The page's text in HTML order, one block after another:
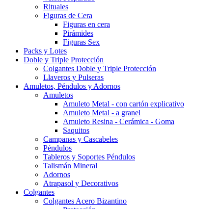
Rituales
Figuras de Cera
Figuras en cera
Pirámides
Figuras Sex
Packs y Lotes
Doble y Triple Protección
Colgantes Doble y Triple Protección
Llaveros y Pulseras
Amuletos, Péndulos y Adornos
Amuletos
Amuleto Metal - con cartón explicativo
Amuleto Metal - a granel
Amuleto Resina - Cerámica - Goma
Saquitos
Campanas y Cascabeles
Péndulos
Tableros y Soportes Péndulos
Talismán Mineral
Adornos
Atrapasol y Decorativos
Colgantes
Colgantes Acero Bizantino